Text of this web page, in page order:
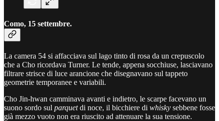
Como, 15 settembre.
La camera 54 si affacciava sul lago tinto di rosa da un crepuscolo
che a Cho ricordava Turner. Le tende, appena socchiuse, lasciavano
filtrare strisce di luce arancione che disegnavano sul tappeto
geometrie temporanee e variabili.
Cho Jin-hwan camminava avanti e indietro, le scarpe facevano un
suono sordo sul parquetdi noce, il bicchiere di whisky sebbene fosse
già mezzo vuoto non era riuscito ad attenuare la sua tensione.